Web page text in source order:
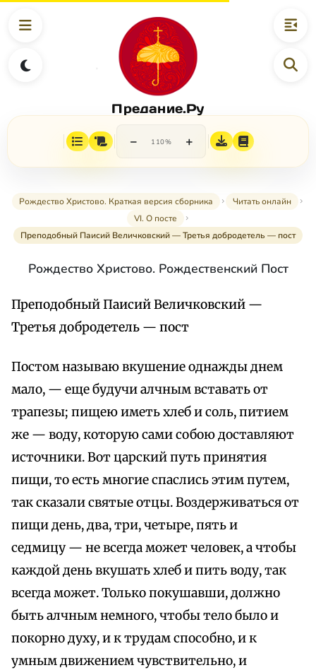
Предание.Ру
− 110% +
Рождество Христово. Краткая версия сборника
Читать онлайн
VI. О посте
Преподобный Паисий Величковский — Третья добродетель — пост
Рождество Христово. Рождественский Пост
Преподобный Паисий Величковский —
Третья добродетель — пост
Постом называю вкушение однажды днем
мало, — еще будучи алчным вставать от
трапезы; пищею иметь хлеб и соль, питием
же — воду, которую сами собою доставляют
источники. Вот царский путь принятия
пищи, то есть многие спаслись этим путем,
так сказали святые отцы. Воздерживаться от
пищи день, два, три, четыре, пять и
седмицу — не всегда может человек, а чтобы
каждой день вкушать хлеб и пить воду, так
всегда может. Только покушавши, должно
быть алчным немного, чтобы тело было и
покорно духу, и к трудам способно, и к
умным движением чувствительно, и